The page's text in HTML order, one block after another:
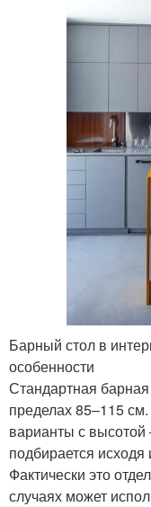
Барный стол в
особенности
Стандартная
пределах 85–115
варианты с
подбирается исходя
Фактически это
случаях может